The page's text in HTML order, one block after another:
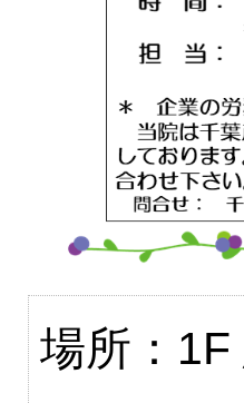
場所： 1F